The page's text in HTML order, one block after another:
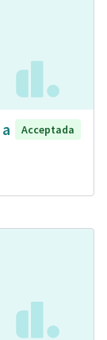
Acceptada